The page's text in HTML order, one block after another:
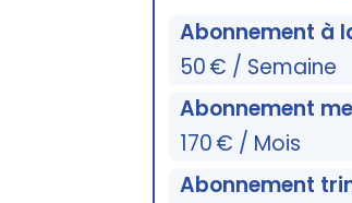
Abonnement à
50 € / Semaine
Abonnement
170 € / Mois
Abonnement